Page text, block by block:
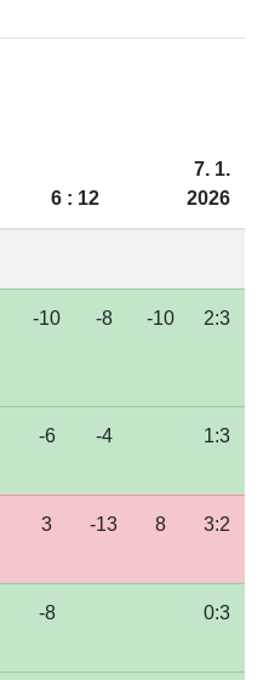
6 : 12
7. 1.
2026
-10 -8 -10 2:3
-6 -4 1:3
3 -13 8 3:2
-8 0:3